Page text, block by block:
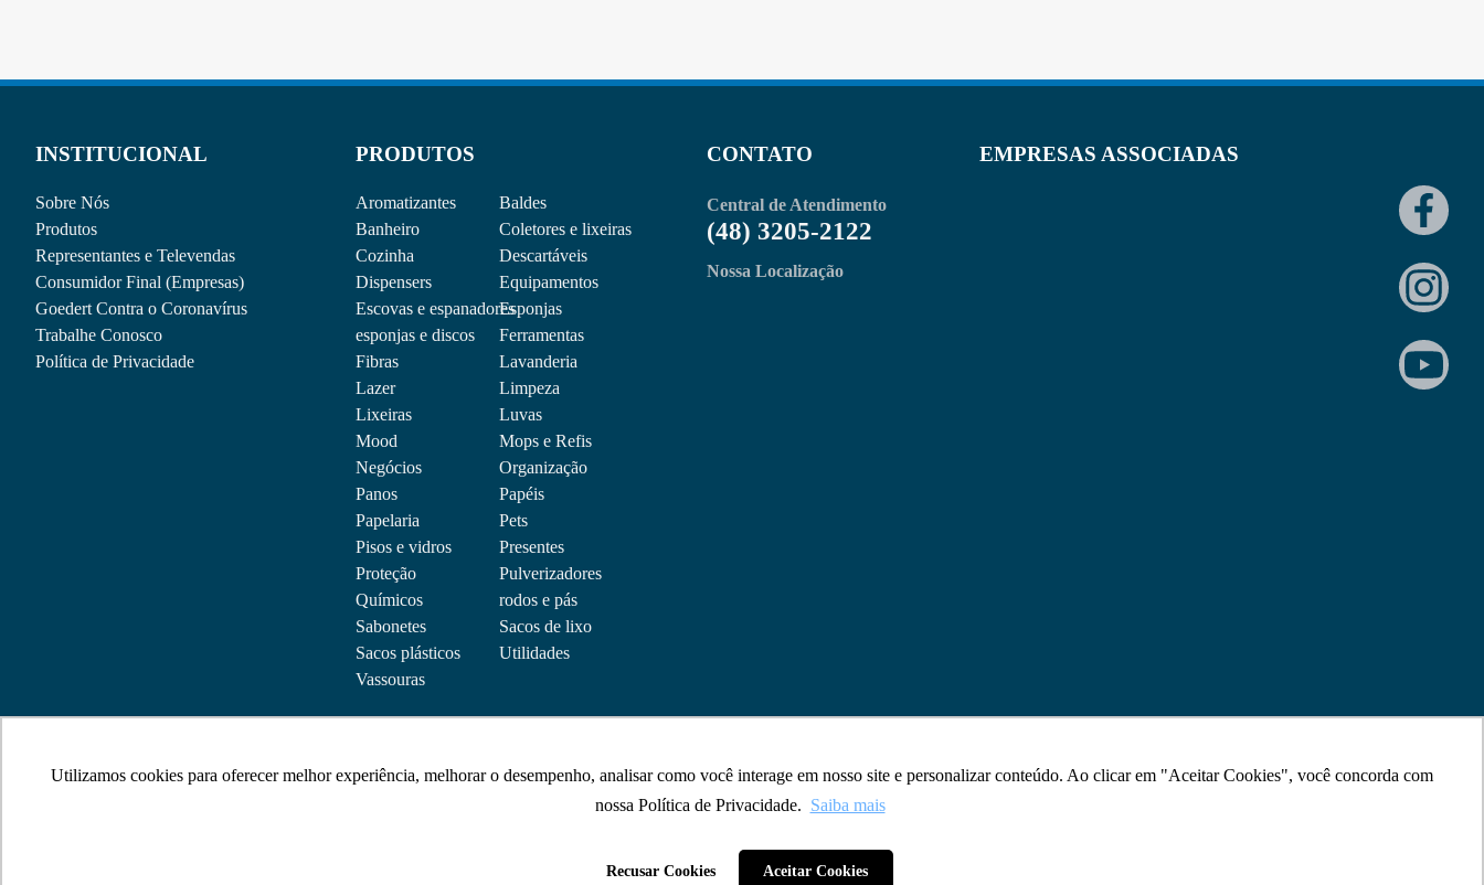
Utilizamos cookies para oferecer melhor experiência, melhorar o desempenho, analisar como você interage em nosso site e personalizar conteúdo. Ao clicar em "Aceitar Cookies", você concorda com
nossa Política de Privacidade. Saiba mais
Recusar Cookies Aceitar Cookies
Utilizamos cookies para oferecer melhor experiência, melhorar o desempenho, analisar como você interage em nosso site e personalizar conteúdo. Ao clicar em "Aceitar Cookies", você concorda com
nossa Política de Privacidade. Saiba mais
Recusar Cookies Aceitar Cookies
INSTITUCIONAL
Sobre Nós
Produtos
Representantes e Televendas
Consumidor Final (Empresas)
Goedert Contra o Coronavírus
Trabalhe Conosco
Política de Privacidade
PRODUTOS
Aromatizantes
Baldes
Banheiro
Coletores e lixeiras
Cozinha
Descartáveis
Dispensers
Equipamentos
Escovas e espanadoresEsponjas
esponjas e discos
Ferramentas
Fibras
Lavanderia
Lazer
Limpeza
Lixeiras
Luvas
Mood
Mops e Refis
Negócios
Organização
Panos
Papéis
Papelaria
Pets
Pisos e vidros
Presentes
Proteção
Pulverizadores
Químicos
rodos e pás
Sabonetes
Sacos de lixo
Sacos plásticos
Utilidades
Vassouras
CONTATO
Central de Atendimento
(48) 3205-2122
Nossa Localização
EMPRESAS ASSOCIADAS